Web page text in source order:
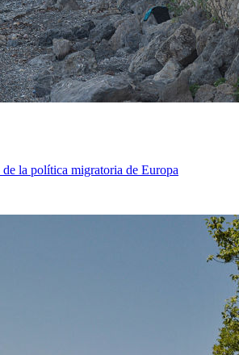
la política migratoria de Europa